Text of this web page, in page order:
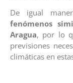
De igual
fenómenos
Aragua, por lo
previsiones
climáticas en